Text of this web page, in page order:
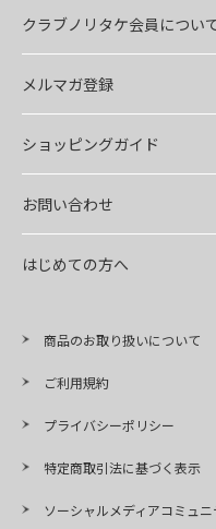
クラブノリタケ会員につい
メルマガ登録
ショッピングガイド
お問い合わせ
はじめての方へ
商品のお取り扱いについて
ご利用規約
プライバシーポリシー
特定商取引法に基づく表示
ソーシャルメディアコミュ